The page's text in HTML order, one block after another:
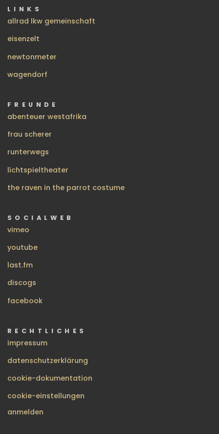
LINKS
allrad lkw gemeinschaft
eisenzelt
newtonmeter
wagendorf
FREUNDE
abenteuer westafrika
frau scherer
runterwegs
lichtspieltheater
the raven in the parrot costume
SOCIALWEB
vimeo
youtube
last.fm
discogs
facebook
RECHTLICHES
impressum
datenschutzerklärung
cookie-dokumentation
cookie-einstellungen
BENUTZERMENÜ
anmelden